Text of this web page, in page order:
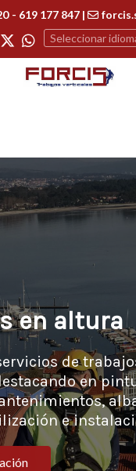
- 619 177 847 |
Seleccionar
en altura
de
en
e